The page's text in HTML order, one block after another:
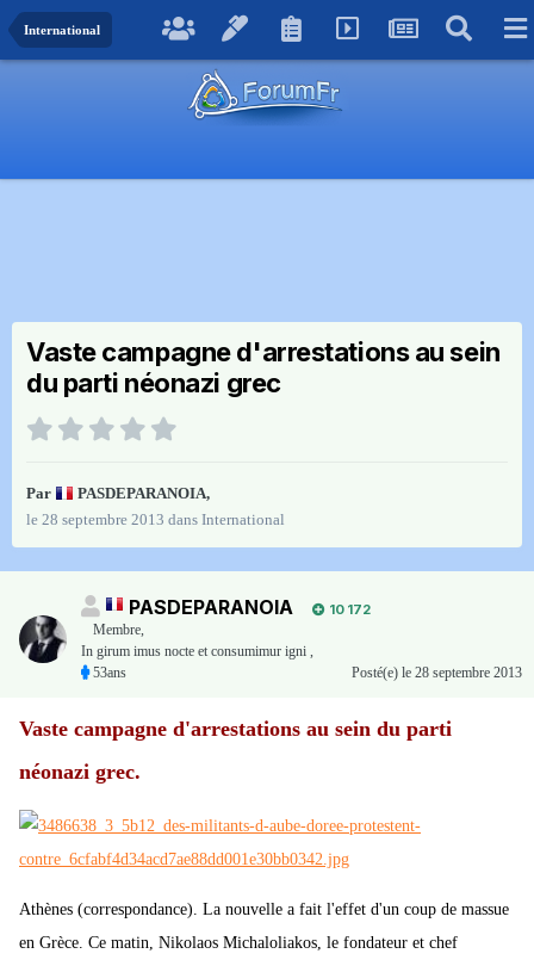
International
Vaste campagne d'arrestations au sein
du parti néonazi grec
Par PASDEPARANOIA,
le 28 septembre 2013 dans International
PASDEPARANOIA
10 172
Membre,
In girum imus nocte et consumimur igni ,
53ans
Posté(e) le 28 septembre 2013
Vaste campagne d'arrestations au sein du parti
néonazi grec.
Athènes (correspondance). La nouvelle a fait l'effet d'un coup de massue
en Grèce. Ce matin, Nikolaos Michaloliakos, le fondateur et chef